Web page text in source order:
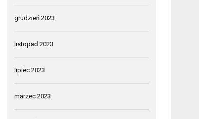
grudzień 2023
listopad 2023
lipiec 2023
marzec 2023